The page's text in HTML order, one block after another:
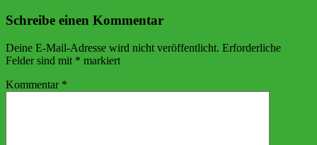
Schreibe einen Kommentar
Deine E-Mail-Adresse wird nicht veröffentlicht. Erforderliche
Felder sind mit * markiert
Kommentar *